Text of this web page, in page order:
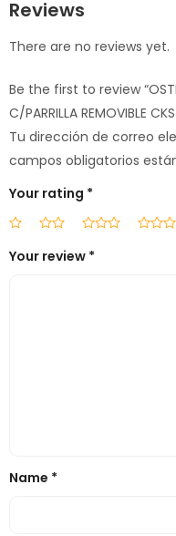
Reviews
There are no reviews yet.
Be the first to review
C/PARRILLA REMOVIBLE
Tu dirección de correo
campos obligatorios
Your rating *
Your review *
Name *